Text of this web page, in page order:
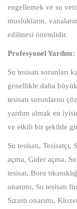
engellemek ve su
muslukların,
edilmesi önemlidir.
Profesyonel Yardım:
Su tesisatı sorunları
genellikle daha
tesisatı sorunlarını
yardım almak en
ve etkili bir şekilde
Su tesisatı,
açma, Gider açma, Su
tesisat, Boru
onarımı, Su tesisatı
Sızıntı onarımı,